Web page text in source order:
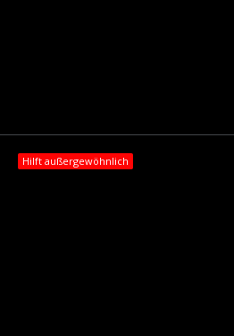
Hilft außergewöhnlich